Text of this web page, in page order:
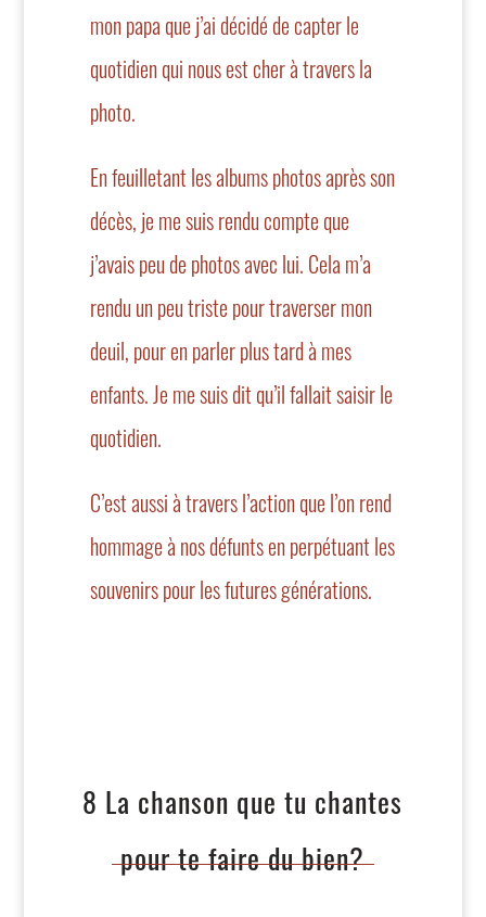
mon papa que j’ai décidé de capter le
quotidien qui nous est cher à travers la
photo.
En feuilletant les albums photos après son
décès, je me suis rendu compte que
j’avais peu de photos avec lui. Cela m’a
rendu un peu triste pour traverser mon
deuil, pour en parler plus tard à mes
enfants. Je me suis dit qu’il fallait saisir le
quotidien.
C’est aussi à travers l’action que l’on rend
hommage à nos défunts en perpétuant les
souvenirs pour les futures générations.
8 La chanson que tu chantes
pour te faire du bien?